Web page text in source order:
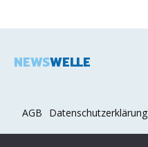
NEWSWELLE
AGB Datenschutzerklärung